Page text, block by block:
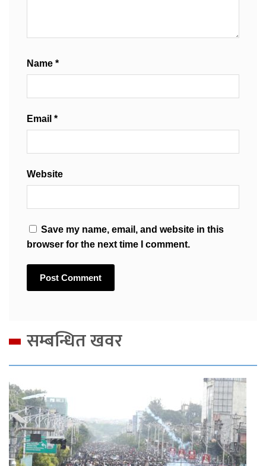
Name *
Email *
Website
Save my name, email, and website in this
browser for the next time I comment.
सम्बन्धित खवर